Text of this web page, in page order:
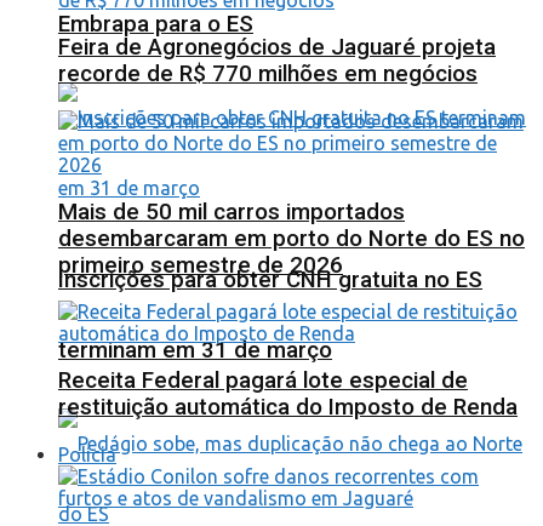
Embrapa para o ES
Inscrições para obter CNH gratuita no ES
terminam em 31 de março
Feira de Agronegócios de Jaguaré projeta
recorde de R$ 770 milhões em negócios
Mais de 50 mil carros importados
desembarcaram em porto do Norte do ES no
primeiro semestre de 2026
Receita Federal pagará lote especial de
restituição automática do Imposto de Renda
Polícia